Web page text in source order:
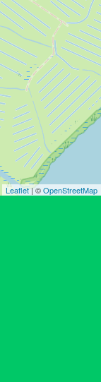
Leaflet| ©OpenStreetMap